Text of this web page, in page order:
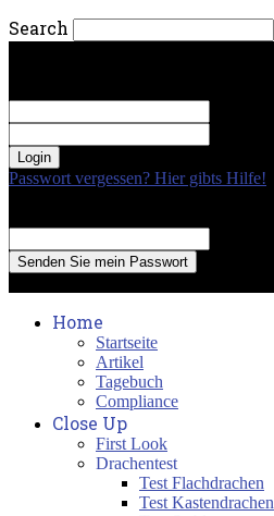
Search
Passwort vergessen? Hier gibts Hilfe!
Home
Startseite
Artikel
Tagebuch
Compliance
Close Up
First Look
Drachentest
Test Flachdrachen
Test Kastendrachen